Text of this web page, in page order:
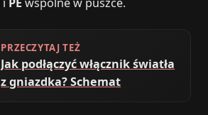
PRZECZYTAJ TEŻ
Jak podłączyć włącznik światła
z gniazdka? Schemat